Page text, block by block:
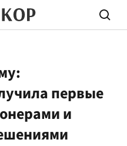
первые
и